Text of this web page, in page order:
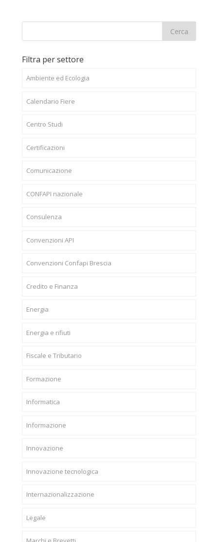
Filtra per settore
Ambiente ed Ecologia
Calendario Fiere
Centro Studi
Certificazioni
Comunicazione
CONFAPI nazionale
Consulenza
Convenzioni API
Convenzioni Confapi Brescia
Credito e Finanza
Energia
Energia e rifiuti
Fiscale e Tributario
Formazione
Informatica
Informazione
Innovazione
Innovazione tecnologica
Internazionalizzazione
Legale